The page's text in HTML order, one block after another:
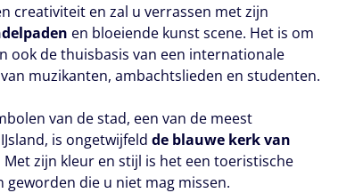
creativiteit en zal u verrassen met zijn
en bloeiende kunst scene. Het is om
ook de thuisbasis van een internationale
muzikanten, ambachtslieden en studenten.
van de stad, een van de meest
is ongetwijfeldde blauwe kerk van
Met zijn kleur en stijl is het een toeristische
geworden die u niet mag missen.